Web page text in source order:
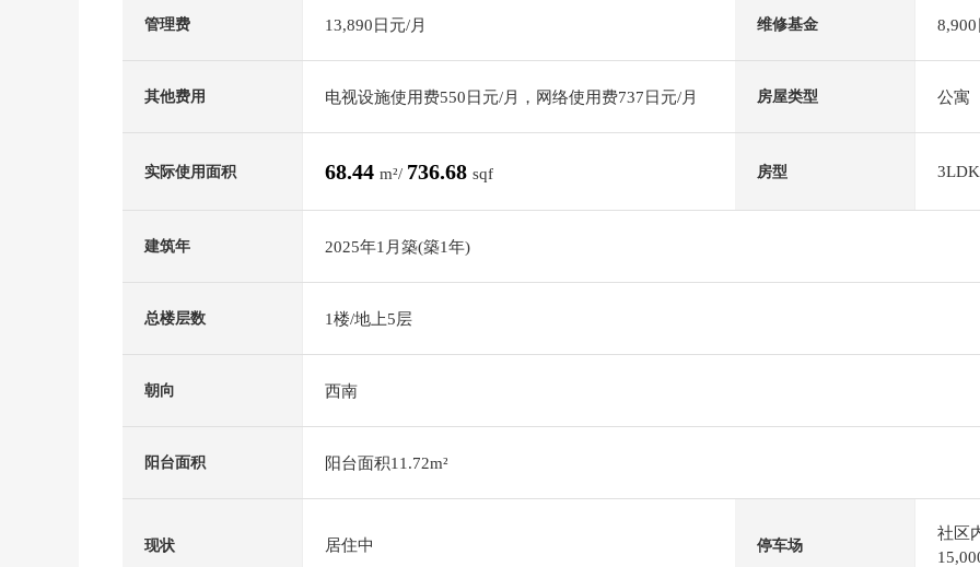
管理费 13,890日元/月 维修基金
其他费用 电视设施使用费550日元/月，网络使用费737日元/月 房屋类型 公寓
实际使用面积 68.44 m²/ 736.68 sqf 房型 3LDK
建筑年 2025年1月築(築1年)
总楼层数 1楼/地上5层
朝向 西南
阳台面积 阳台面积11.72m²
现状 居住中 停车场
社区